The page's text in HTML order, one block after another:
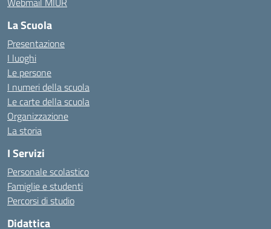
La Scuola
Presentazione
I luoghi
Le persone
I numeri della scuola
Le carte della scuola
Organizzazione
La storia
I Servizi
Personale scolastico
Famiglie e studenti
Percorsi di studio
Didattica